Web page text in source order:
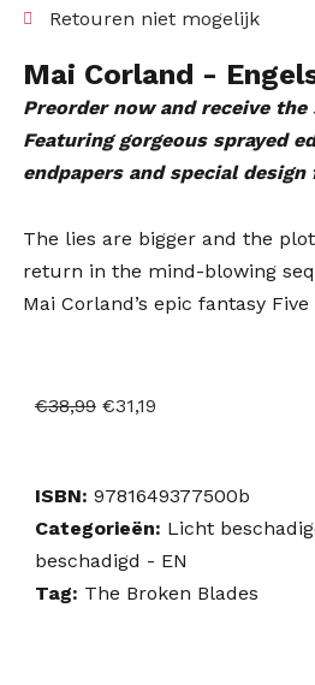
Retouren niet mogelijk
Mai Corland -
Preorder now and receive the
Featuring gorgeous sprayed
endpapers and special design
The lies are bigger and the
return in the mind-blowing
Mai Corland’s epic fantasy
€38,99 Oorspronkelijke
€38,99.
€31,19Huidige
€31,19.
ISBN: 9781649377500b
Categorieën: Licht
beschadigd - EN
Tag: The Broken Blades